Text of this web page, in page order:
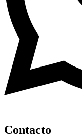
Contacto